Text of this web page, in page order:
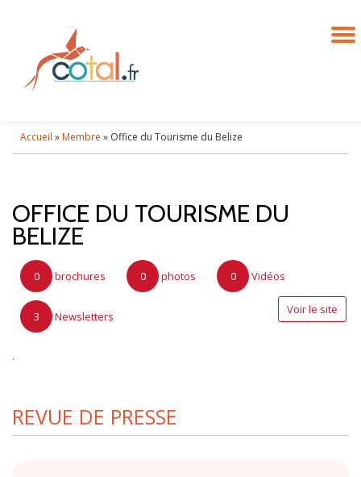
contenu
Accueil »Membre » Office du Tourisme du Belize
OFFICE DU TOURISME DU
BELIZE
0 brochures 0 photos 0 Vidéos
3 Newsletters Voir le site
.
REVUE DE PRESSE